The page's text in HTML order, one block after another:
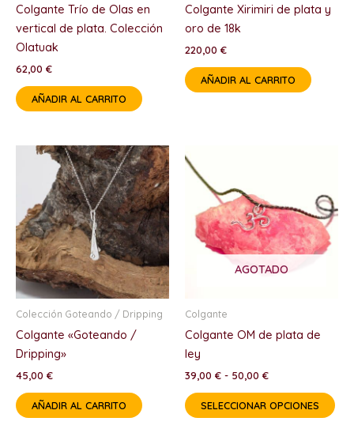
Colgante Trío de Olas en
vertical de plata. Colección
Olatuak
62,00 €
AÑADIR AL CARRITO
Colgante Xirimiri de plata y
oro de 18k
220,00 €
AÑADIR AL CARRITO
Colección Goteando / Dripping
Colgante «Goteando /
Dripping»
45,00 €
AÑADIR AL CARRITO
AGOTADO
Colgante
Colgante OM de plata de
ley
39,00 € - 50,00 €
39,00 €
hasta
50,00 €
SELECCIONAR OPCIONES
de